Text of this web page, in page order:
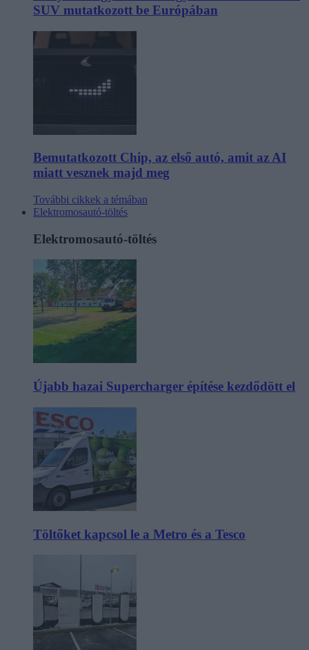
SUV mutatkozott be Európában
Bemutatkozott Chip, az első autó, amit az AI
miatt vesznek majd meg
További cikkek a témában
Elektromosautó-töltés
Elektromosautó-töltés
Újabb hazai Supercharger építése kezdődött el
Töltőket kapcsol le a Metro és a Tesco